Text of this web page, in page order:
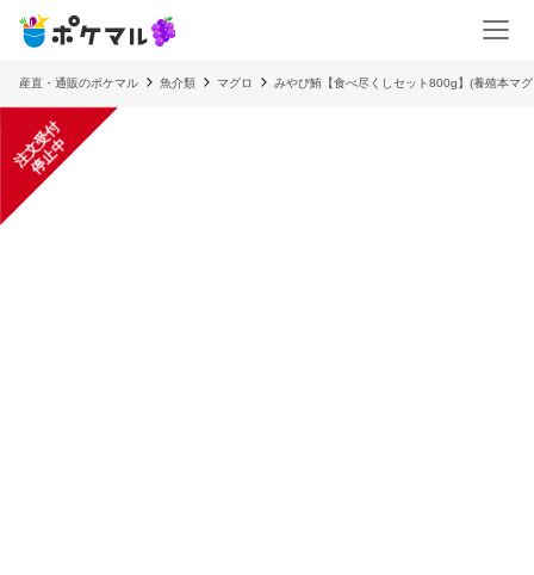
産直・通販のポケマル 魚介類 マグロ みやび鮪【食べ尽くしセット800g】(養殖本マ
注
文
受
付
停
止
中